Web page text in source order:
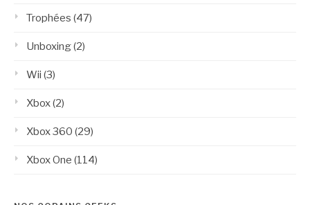
Trophées (47)
Unboxing(2)
Wii (3)
Xbox(2)
Xbox 360 (29)
Xbox One (114)